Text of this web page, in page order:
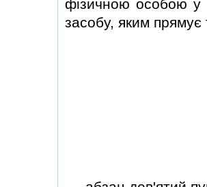
фiзичною особою у
засобу, яким прямує